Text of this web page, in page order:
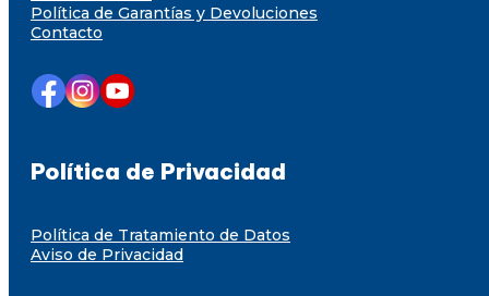
Política de Garantías y Devoluciones
Contacto
Política de Privacidad
Política de Tratamiento de Datos
Aviso de Privacidad